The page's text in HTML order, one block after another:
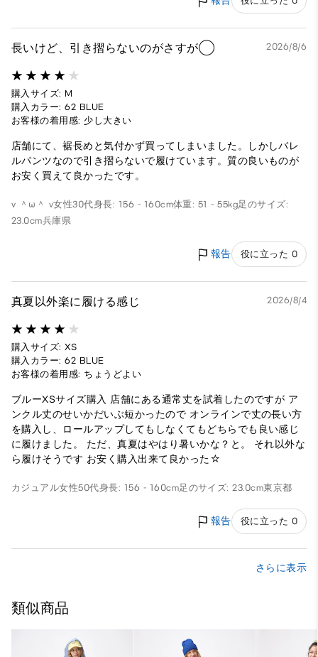
長いけど、引き摺らないのがさすが◯ 2026/8/6
購入サイズ: M
購入カラー: 62 BLUE
お客様の着用感: 少し大きい
店舗にて、裾長めと気付かず買ってしまいました。しかしバレ
ルパンツなので引き摺らないで履けています。質の良いものが
お安く買えて良かったです。
v ＾ω＾ v女性30代身長: 156 - 160cm体重: 51 - 55kg足のサイズ:
23.0cm兵庫県
報告 役に立った 0
真夏以外楽に履ける感じ 2026/8/4
購入サイズ: XS
購入カラー: 62 BLUE
お客様の着用感: ちょうどよい
ブルーXSサイズ購入 店舗にある通常丈を試着したのですが ア
ンクル丈のせいかだいぶ短かったので オンラインで丈の長い方
を購入し、ロールアップしてもしなくてもどちらでも良い感じ
に履けました。 ただ、真夏はやはり暑いかな？と。 それ以外な
ら履けそうです お安く購入出来て良かった☆
カジュアル女性50代身長: 156 - 160cm足のサイズ: 23.0cm東京都
報告 役に立った 0
さらに表示
類似商品